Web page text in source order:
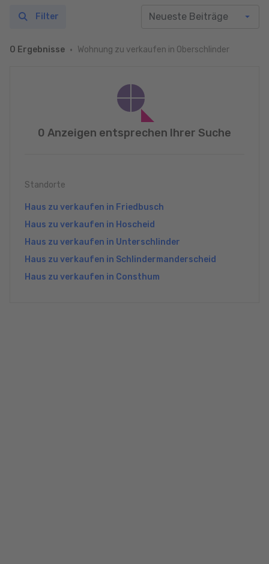
0 Ergebnisse Wohnung zu verkaufen in Oberschlinder
Filter
0 Anzeigen entsprechen Ihrer Suche
Standorte
Haus zu verkaufen in Friedbusch
Haus zu verkaufen in Hoscheid
Haus zu verkaufen in Unterschlinder
Haus zu verkaufen in Schlindermanderscheid
Haus zu verkaufen in Consthum